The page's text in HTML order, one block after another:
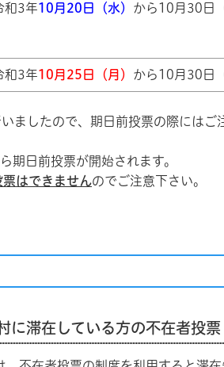
和3年10月20日（水） から10月30日
和3年10月25日（月） から10月30日
したので、期日前投票の際にはご
日前投票が開始されます。
はできませんのでご注意下さい。
に滞在している方の不在者投票